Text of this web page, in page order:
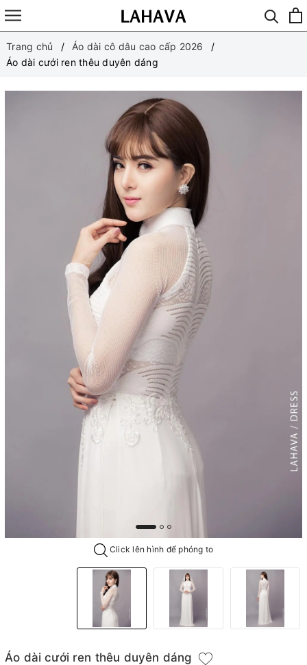
Trang chủ
Áo dài cô dâu cao cấp 2026
Áo dài cưới ren thêu duyên dáng
Click lên hình để phóng to
Áo dài cưới ren thêu duyên dáng